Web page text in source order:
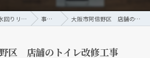
大阪府大阪市の水回りリフォームなら株式会社トーシン 事例/ブログ 大阪市阿倍野区 店舗のトイレ改修工事 和式から洋式
区 店舗のトイレ改修工事